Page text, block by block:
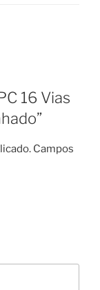
16 Vias
Campos